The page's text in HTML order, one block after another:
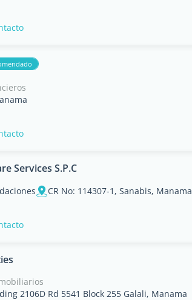
Services S.P.C
CR No: 114307-1, Sanabis, Manama
2106D Rd 5541 Block 255 Galali, Manama